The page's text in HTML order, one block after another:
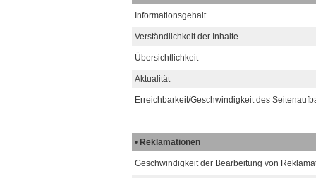
Informationsgehalt
Verständlichkeit der Inhalte
Übersichtlichkeit
Aktualität
Erreichbarkeit/Geschwindigkeit des
• Reklamationen
Geschwindigkeit der Bearbeitung von